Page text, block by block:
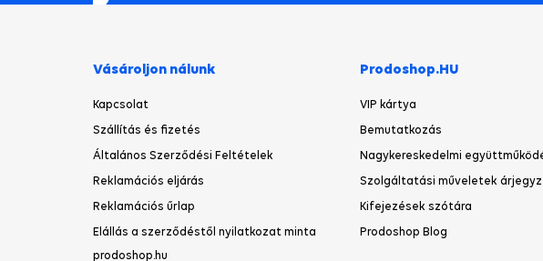
Vásároljon nálunk
Kapcsolat
Szállítás és fizetés
Általános Szerződési Feltételek
Reklamációs eljárás
Reklamációs űrlap
Elállás a szerződéstől nyilatkozat minta
prodoshop.hu
Prodoshop.HU
VIP kártya
Bemutatkozás
Nagykereskedelmi
Szolgáltatási műveletek
Kifejezések szótára
Prodoshop Blog